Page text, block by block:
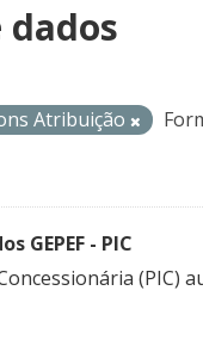
Atribuição
GEPEF - PIC
(PIC)